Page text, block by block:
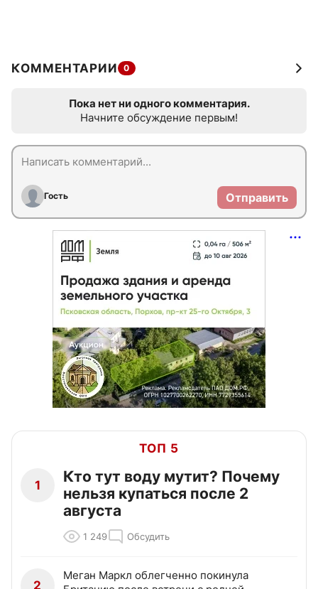
КОММЕНТАРИИ 0
Пока нет ни одного комментария.
Начните обсуждение первым!
Гость Отправить
ТОП 5
1
Кто тут воду мутит? Почему
нельзя купаться после 2
августа
1 249 Обсудить
2
Меган Маркл облегченно покинула